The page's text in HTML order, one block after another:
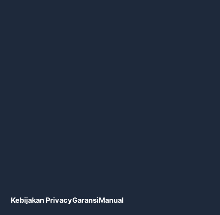
Kebijakan PrivacyGaransiManual